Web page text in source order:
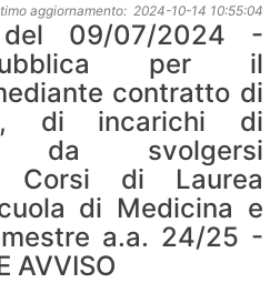
aggiornamento: 2024-10-14 10:55:04
09/07/2024 -
per il
contratto di
di incarichi di
da svolgersi
Corsi di Laurea
di Medicina e
a.a. 24/25 -
AVVISO